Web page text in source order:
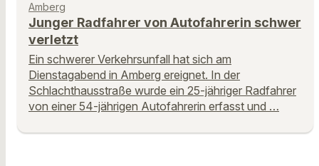
Amberg
Junger Radfahrer von Autofahrerin schwer
verletzt
Ein schwerer Verkehrsunfall hat sich am
Dienstagabend in Amberg ereignet. In der
Schlachthausstraße wurde ein 25-jähriger Radfahrer
von einer 54-jährigen Autofahrerin erfasst und …